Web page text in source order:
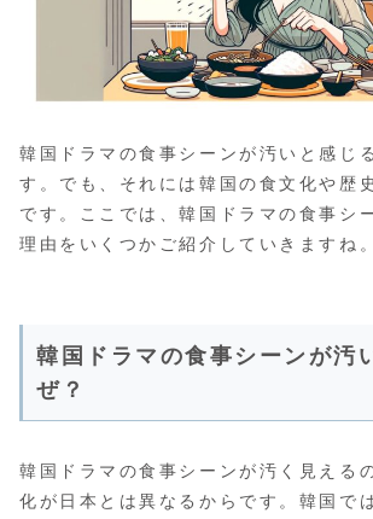
韓国ドラマの食事シーンが汚いと感じ
す。でも、それには韓国の食文化や歴
です。ここでは、韓国ドラマの食事シ
理由をいくつかご紹介していきますね。
韓国ドラマの食事シーンが汚
ぜ？
韓国ドラマの食事シーンが汚く見える
化が日本とは異なるからです。韓国で